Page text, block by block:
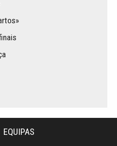
EQUIPAS